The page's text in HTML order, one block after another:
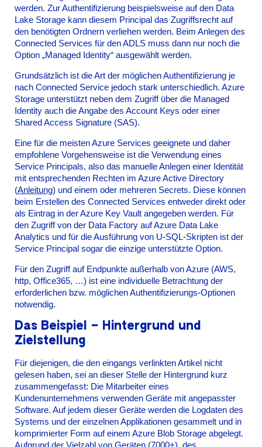
werden. Zur Authentifizierung beispielsweise auf den Data
Lake Storage kann diesem Principal das Zugriffsrecht auf
den benötigten Ordnern verliehen werden. Beim Anlegen des
Connected Services für den ADLS muss dann nur noch die
Option „Managed Identity“ ausgewählt werden.
Grundsätzlich ist die Art der möglichen Authentifizierung je
nach Connected Service jedoch stark unterschiedlich. Azure
Storage unterstützt neben dem Zugriff über die Managed
Identity auch die Angabe des Account Keys oder einer
Shared Access Signature (SAS).
Eine für die meisten Azure Services geeignete und daher
empfohlene Vorgehensweise ist die Verwendung eines
Service Principals, also das manuelle Anlegen einer Identität
mit entsprechenden Rechten im Azure Active Directory
(Anleitung) und einem oder mehreren Secrets. Diese können
beim Erstellen des Connected Services entweder direkt oder
als Eintrag in der Azure Key Vault angegeben werden. Für
den Zugriff von der Data Factory auf Azure Data Lake
Analytics und für die Ausführung von U-SQL-Skripten ist der
Service Principal sogar die einzige unterstützte Option.
Für den Zugriff auf Endpunkte außerhalb von Azure (AWS,
http, Office365, …) ist eine individuelle Betrachtung der
erforderlichen bzw. möglichen Authentifizierungs-Optionen
notwendig.
Das Beispiel – Hintergrund und
Zielstellung
Für diejenigen, die den eingangs verlinkten Artikel nicht
gelesen haben, sei an dieser Stelle der Hintergrund kurz
zusammengefasst: Die Mitarbeiter eines
Kundenunternehmens verwenden Geräte mit angepasster
Software. Auf jedem dieser Geräte werden die Logdaten des
Systems und der einzelnen Applikationen gesammelt und in
komprimierter Form auf einem Azure Blob Storage abgelegt.
Aufgrund der Vielzahl von Geräten (7000+), des